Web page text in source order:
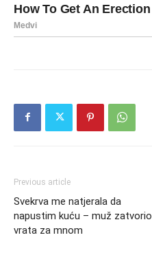
Previous article
Svekrva me natjerala da
napustim kuću – muž zatvorio
vrata za mnom